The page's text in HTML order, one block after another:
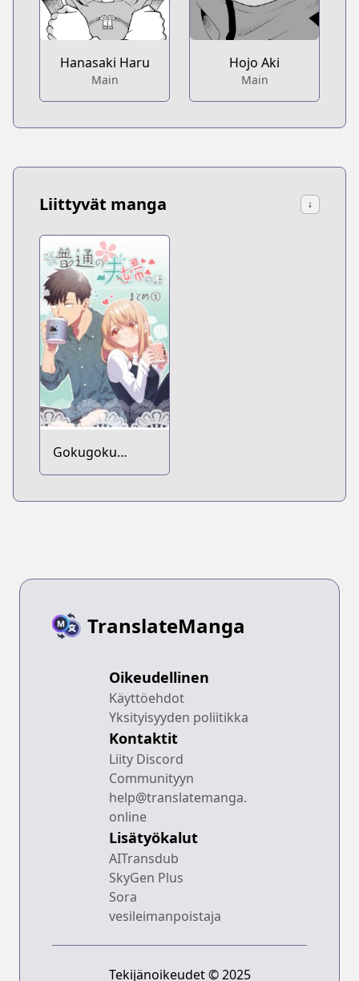
Hanasaki Haru
Main
Hojo Aki
Main
Liittyvät manga ↓
Gokugoku
Futsuu no Fuufu
TranslateManga
Oikeudellinen
Käyttöehdot
Yksityisyyden poliitikka
Kontaktit
Liity Discord
Communityyn
help@translatemanga.
online
Lisätyökalut
AITransdub
SkyGen Plus
Sora
vesileimanpoistaja
Tekijänoikeudet © 2025